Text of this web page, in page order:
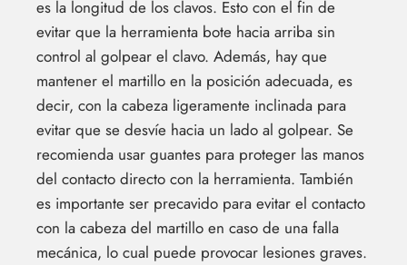
es la longitud de los clavos. Esto con el fin de
evitar que la herramienta bote hacia arriba sin
control al golpear el clavo. Además, hay que
mantener el martillo en la posición adecuada, es
decir, con la cabeza ligeramente inclinada para
evitar que se desvíe hacia un lado al golpear. Se
recomienda usar guantes para proteger las manos
del contacto directo con la herramienta. También
es importante ser precavido para evitar el contacto
con la cabeza del martillo en caso de una falla
mecánica, lo cual puede provocar lesiones graves.